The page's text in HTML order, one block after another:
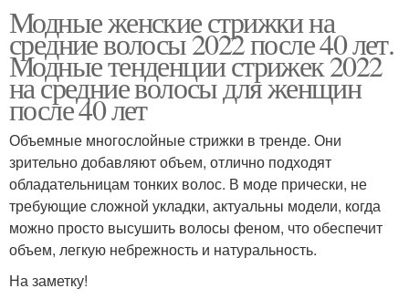
Модные женские стрижки на
средние волосы 2022 после 40 лет.
Модные тенденции стрижек 2022
на средние волосы для женщин
после 40 лет
Объемные многослойные стрижки в тренде. Они
зрительно добавляют объем, отлично подходят
обладательницам тонких волос. В моде прически, не
требующие сложной укладки, актуальны модели, когда
можно просто высушить волосы феном, что обеспечит
объем, легкую небрежность и натуральность.
На заметку!